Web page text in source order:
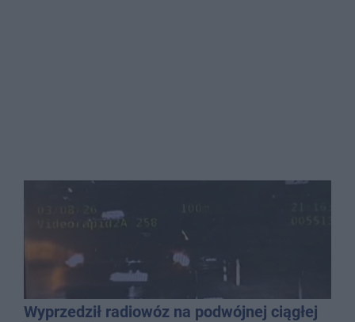
Wyprzedził radiowóz na podwójnej ciągłej